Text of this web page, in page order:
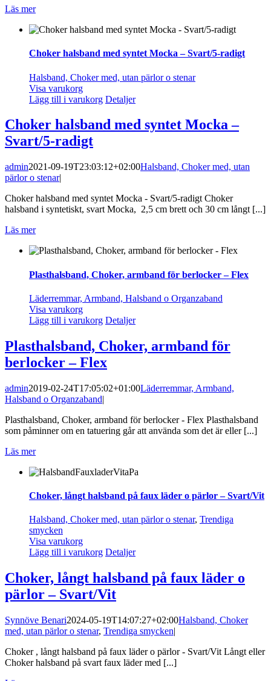
Läs mer
Choker halsband med syntet Mocka – Svart/5-radigt
Halsband, Choker med, utan pärlor o stenar
Visa varukorg
Lägg till i varukorg Detaljer
Choker halsband med syntet Mocka –
Svart/5-radigt
admin2021-09-19T23:03:12+02:00Halsband, Choker med, utan
pärlor o stenar|
Choker halsband med syntet Mocka - Svart/5-radigt Choker
halsband i syntetiskt, svart Mocka, 2,5 cm brett och 30 cm långt [...]
Läs mer
Plasthalsband, Choker, armband för berlocker – Flex
Läderremmar, Armband, Halsband o Organzaband
Visa varukorg
Lägg till i varukorg Detaljer
Plasthalsband, Choker, armband för
berlocker – Flex
admin2019-02-24T17:05:02+01:00Läderremmar, Armband,
Halsband o Organzaband|
Plasthalsband, Choker, armband för berlocker - Flex Plasthalsband
som påminner om en tatuering går att använda som det är eller [...]
Läs mer
Choker, långt halsband på faux läder o pärlor – Svart/Vit
Halsband, Choker med, utan pärlor o stenar, Trendiga
smycken
Visa varukorg
Lägg till i varukorg Detaljer
Choker, långt halsband på faux läder o
pärlor – Svart/Vit
Synnöve Benari2024-05-19T14:07:27+02:00Halsband, Choker
med, utan pärlor o stenar, Trendiga smycken|
Choker , långt halsband på faux läder o pärlor - Svart/Vit Långt eller
Choker halsband på svart faux läder med [...]